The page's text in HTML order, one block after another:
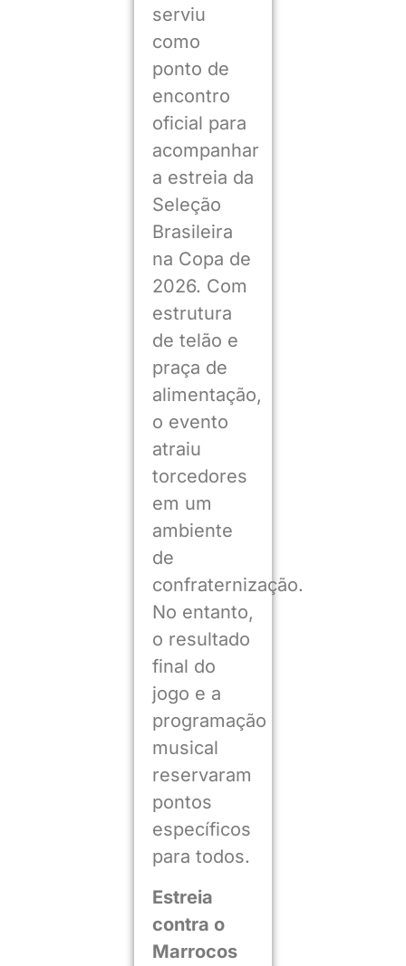
serviu
como
ponto de
encontro
oficial para
acompanhar
a estreia da
Seleção
Brasileira
na Copa de
2026. Com
estrutura
de telão e
praça de
alimentação,
o evento
atraiu
torcedores
em um
ambiente
de
confraternização.
No entanto,
o resultado
final do
jogo e a
programação
musical
reservaram
pontos
específicos
para todos.
Estreia
contra o
Marrocos